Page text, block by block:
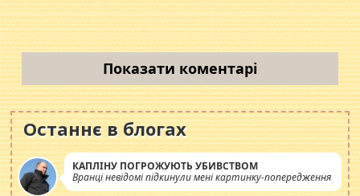
Показати коментарі
Останнє в блогах
КАПЛІНУ ПОГРОЖУЮТЬ УБИВСТВОМ
Вранці невідомі підкинули мені картинку-попередження